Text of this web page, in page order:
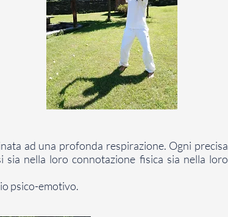
ad una profonda respirazione. Ogni precisa
nella loro connotazione fisica sia nella loro
psico-emotivo.